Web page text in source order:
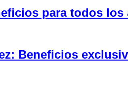
para todos
Beneficios